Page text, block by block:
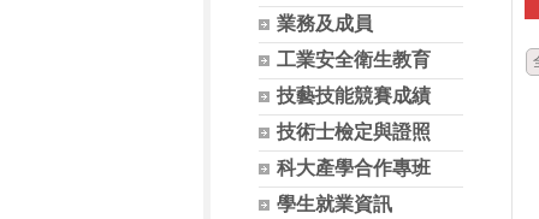
業務及成員
工業安全衛生教育
技藝技能競賽成績
技術士檢定與證照
科大產學合作專班
學生就業資訊